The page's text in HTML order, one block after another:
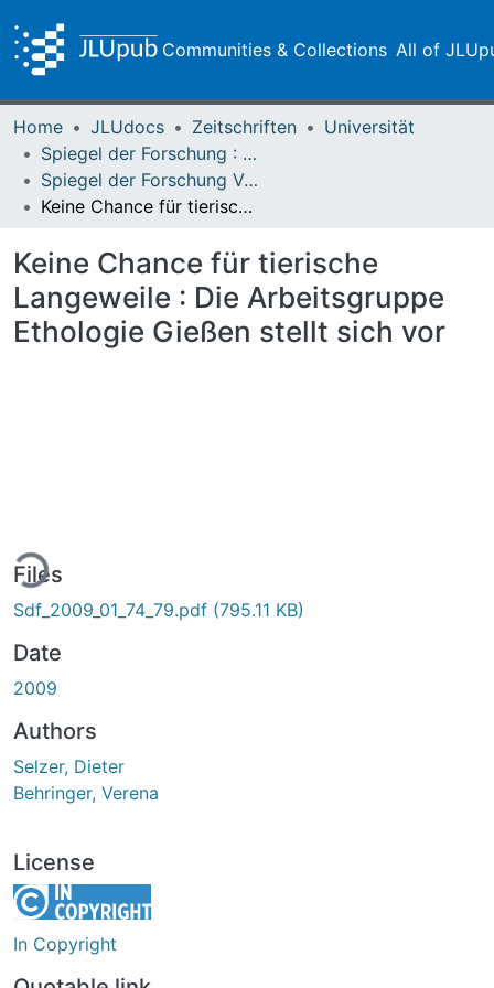
Communities & Collections All of
Home JLUdocs Zeitschriften
Universität
Spiegel der Forschung : Wissenschaftsmagazin
Spiegel der Forschung Vol. 26 (2009) Heft 1
Keine Chance für tierische Langeweile : Die Arbeitsgruppe Ethologie Gießen stellt sich vor
Keine Chance für tierische
Langeweile : Die Arbeitsgruppe
Ethologie Gießen stellt sich vor
Files
Sdf_2009_01_74_79.pdf (795.11 KB)
Date
2009
Authors
Selzer, Dieter
Behringer, Verena
License
In Copyright